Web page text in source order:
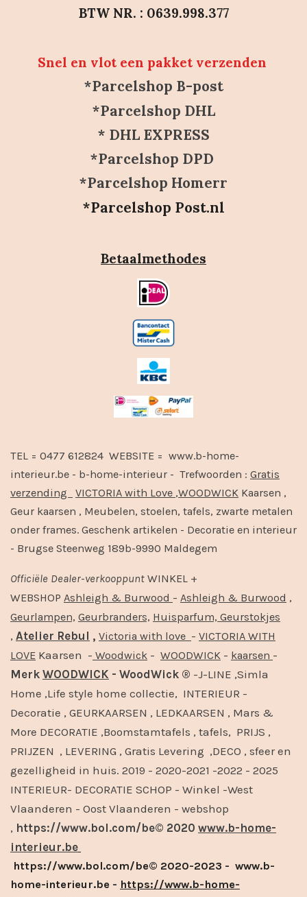
BTW NR. : 0639.998.377
Snel en vlot een pakket verzenden
*Parcelshop B-post
*Parcelshop DHL
* DHL EXPRESS
*Parcelshop DPD
*Parcelshop Homerr
*Parcelshop Post.nl
Betaalmethodes
TEL = 0477 612824 WEBSITE = www.b-home-
interieur.be - b-home-interieur - Trefwoorden : Gratis
verzending
VICTORIA with Love ,WOODWICK Kaarsen ,
Geur kaarsen , Meubelen, stoelen, tafels, zwarte metalen
onder frames. Geschenk artikelen - Decoratie en interieur
- Brugse Steenweg 189b-9990 Maldegem
Officiële Dealer-verkooppunt WINKEL +
WEBSHOP Ashleigh & Burwood - Ashleigh & Burwood ,
Geurlampen, Geurbranders, Huisparfum, Geurstokjes
, Atelier Rebul , Victoria with love - VICTORIA WITH
LOVE Kaarsen - Woodwick - WOODWICK - kaarsen -
Merk WOODWICK - WoodWick ® -J-LINE ,Simla
Home ,Life style home collectie, INTERIEUR -
Decoratie , GEURKAARSEN , LEDKAARSEN , Mars &
More DECORATIE ,Boomstamtafels , tafels, PRIJS ,
PRIJZEN , LEVERING , Gratis Levering ,DECO , sfeer en
gezelligheid in huis. 2019 - 2020-2021 -2022 - 2025
INTERIEUR- DECORATIE SCHOP - Winkel -West
Vlaanderen - Oost Vlaanderen - webshop
, https://www.bol.com/be© 2020 www.b-home-
interieur.be
https://www.bol.com/be© 2020-2023 - www.b-
home-interieur.be - https://www.b-home-